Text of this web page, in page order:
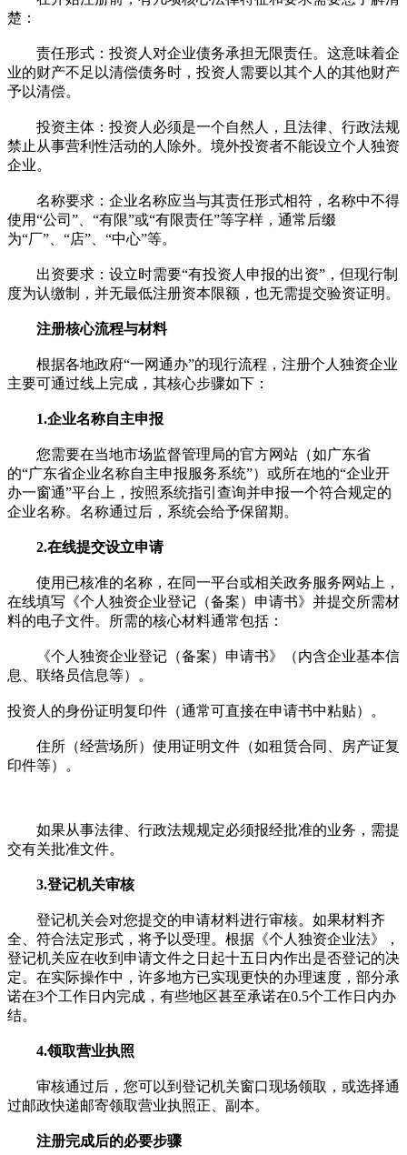
楚：
责任形式：投资人对企业债务承担无限责任。这意味着企
业的财产不足以清偿债务时，投资人需要以其个人的其他财产
予以清偿。
投资主体：投资人必须是一个自然人，且法律、行政法规
禁止从事营利性活动的人除外。境外投资者不能设立个人独资
企业。
名称要求：企业名称应当与其责任形式相符，名称中不得
使用“公司”、“有限”或“有限责任”等字样，通常后缀
为“厂”、“店”、“中心”等。
出资要求：设立时需要“有投资人申报的出资”，但现行制
度为认缴制，并无最低注册资本限额，也无需提交验资证明。
注册核心流程与材料
根据各地政府“一网通办”的现行流程，注册个人独资企业
主要可通过线上完成，其核心步骤如下：
1.企业名称自主申报
您需要在当地市场监督管理局的官方网站（如广东省
的“广东省企业名称自主申报服务系统”）或所在地的“企业开
办一窗通”平台上，按照系统指引查询并申报一个符合规定的
企业名称。名称通过后，系统会给予保留期。
2.在线提交设立申请
使用已核准的名称，在同一平台或相关政务服务网站上，
在线填写《个人独资企业登记（备案）申请书》并提交所需材
料的电子文件。所需的核心材料通常包括：
《个人独资企业登记（备案）申请书》（内含企业基本信
息、联络员信息等）。
投资人的身份证明复印件（通常可直接在申请书中粘贴）。
住所（经营场所）使用证明文件（如租赁合同、房产证复
印件等）。
如果从事法律、行政法规规定必须报经批准的业务，需提
交有关批准文件。
3.登记机关审核
登记机关会对您提交的申请材料进行审核。如果材料齐
全、符合法定形式，将予以受理。根据《个人独资企业法》，
登记机关应在收到申请文件之日起十五日内作出是否登记的决
定。在实际操作中，许多地方已实现更快的办理速度，部分承
诺在3个工作日内完成，有些地区甚至承诺在0.5个工作日内办
结。
4.领取营业执照
审核通过后，您可以到登记机关窗口现场领取，或选择通
过邮政快递邮寄领取营业执照正、副本。
注册完成后的必要步骤